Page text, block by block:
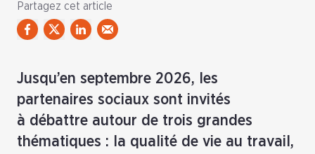
Partagez cet article
Jusqu’en septembre 2026, les
partenaires sociaux sont invités
à débattre autour de trois grandes
thématiques : la qualité de vie au travail,